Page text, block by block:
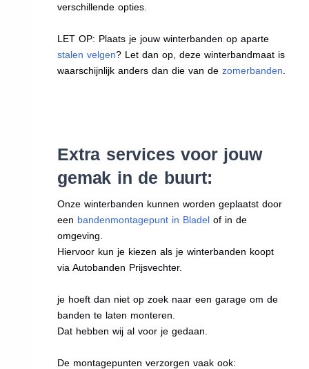
verschillende opties.
LET OP: Plaats je jouw winterbanden op aparte
stalen velgen? Let dan op, deze winterbandmaat is
waarschijnlijk anders dan die van dezomerbanden
Extra services voor jouw
gemak in de buurt:
Onze winterbanden kunnen worden geplaatst door
een bandenmontagepunt in Bladel of in de
omgeving.
Hiervoor kun je kiezen als je winterbanden koopt
via Autobanden Prijsvechter.
je hoeft dan niet op zoek naar een garage om de
banden te laten monteren.
Dat hebben wij al voor je gedaan.
De montagepunten verzorgen vaak ook: